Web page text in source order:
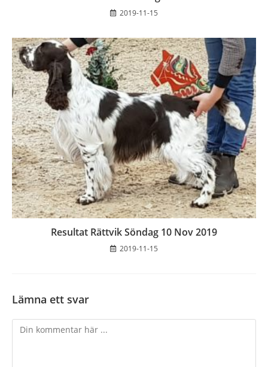
2019-11-15
Resultat Rättvik Söndag 10 Nov 2019
2019-11-15
Lämna ett svar